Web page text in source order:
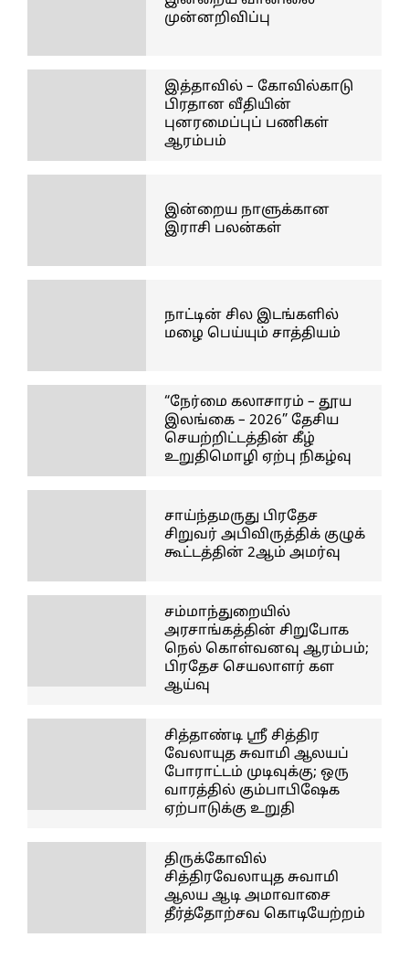
முன்னறிவிப்பு
இத்தாவில் – கோவில்காடு
பிரதான வீதியின்
புனரமைப்புப் பணிகள்
ஆரம்பம்
இன்றைய நாளுக்கான
இராசி பலன்கள்
நாட்டின் சில இடங்களில்
மழை பெய்யும் சாத்தியம்
“நேர்மை கலாசாரம் – தூய
இலங்கை – 2026” தேசிய
செயற்றிட்டத்தின் கீழ்
உறுதிமொழி ஏற்பு நிகழ்வு
சாய்ந்தமருது பிரதேச
சிறுவர் அபிவிருத்திக் குழுக்
கூட்டத்தின் 2ஆம் அமர்வு
சம்மாந்துறையில்
அரசாங்கத்தின் சிறுபோக
நெல் கொள்வனவு ஆரம்பம்;
பிரதேச செயலாளர் கள
ஆய்வு
சித்தாண்டி ஸ்ரீ சித்திர
வேலாயுத சுவாமி ஆலயப்
போராட்டம் முடிவுக்கு; ஒரு
வாரத்தில் கும்பாபிஷேக
ஏற்பாடுக்கு உறுதி
திருக்கோவில்
சித்திரவேலாயுத சுவாமி
ஆலய ஆடி அமாவாசை
தீர்த்தோற்சவ கொடியேற்றம்